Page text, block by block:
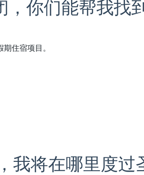
你们能帮我找
住宿项目。
我将在哪里度过